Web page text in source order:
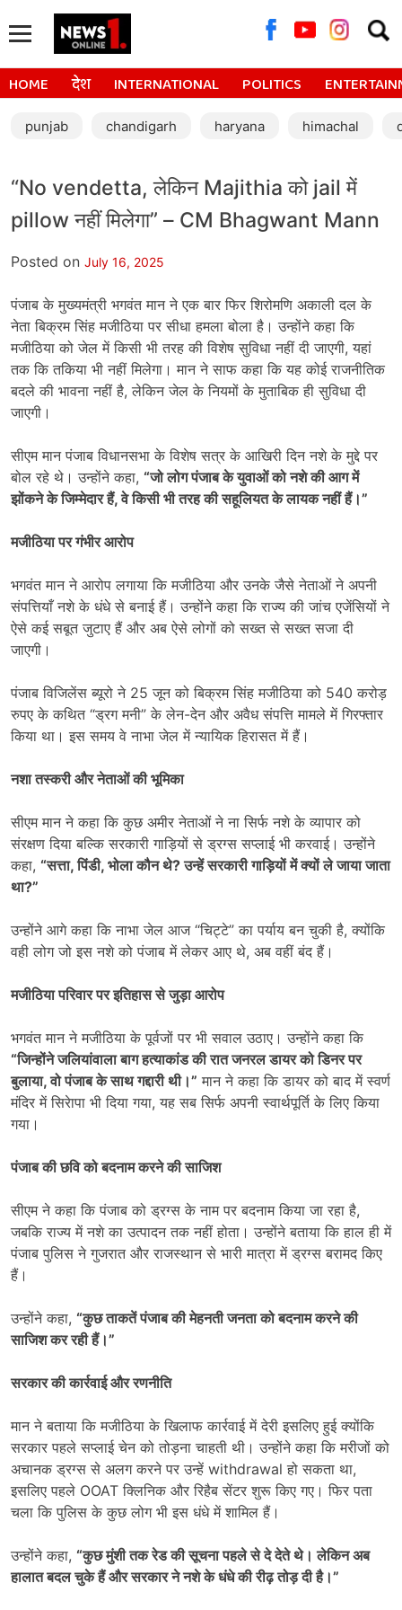
for:
HOME देश INTERNATIONAL POLITICS
punjab chandigarh haryana himachal
“No vendetta, लेकिन Majithia को jail में
pillow नहीं मिलेगा” – CM Bhagwant Mann
Posted on July 16, 2025
पंजाब के मुख्यमंत्री भगवंत मान ने एक बार फिर शिरोमणि अकाली दल के
नेता बिक्रम सिंह मजीठिया पर सीधा हमला बोला है। उन्होंने कहा कि
मजीठिया को जेल में किसी भी तरह की विशेष सुविधा नहीं दी जाएगी, यहां
तक कि तकिया भी नहीं मिलेगा। मान ने साफ कहा कि यह कोई राजनीतिक
बदले की भावना नहीं है, लेकिन जेल के नियमों के मुताबिक ही सुविधा दी
जाएगी।
सीएम मान पंजाब विधानसभा के विशेष सत्र के आखिरी दिन नशे के मुद्दे पर
बोल रहे थे। उन्होंने कहा, “जो लोग पंजाब के युवाओं को नशे की आग में
झोंकने के जिम्मेदार हैं,वे किसी भी तरह की सहूलियत के लायक नहीं हैं।”
मजीठिया पर गंभीर आरोप
भगवंत मान ने आरोप लगाया कि मजीठिया और उनके जैसे नेताओं ने अपनी
संपत्तियाँ नशे के धंधे से बनाई हैं। उन्होंने कहा कि राज्य की जांच एजेंसियों ने
ऐसे कई सबूत जुटाए हैं और अब ऐसे लोगों को सख्त से सख्त सजा दी
जाएगी।
पंजाब विजिलेंस ब्यूरो ने 25 जून को बिक्रम सिंह मजीठिया को 540 करोड़
रुपए के कथित “ड्रग मनी” के लेन-देन और अवैध संपत्ति मामले में गिरफ्तार
किया था। इस समय वे नाभा जेल में न्यायिक हिरासत में हैं।
नशा तस्करी और नेताओं की भूमिका
सीएम मान ने कहा कि कुछ अमीर नेताओं ने ना सिर्फ नशे के व्यापार को
संरक्षण दिया बल्कि सरकारी गाड़ियों से ड्रग्स सप्लाई भी करवाई। उन्होंने
कहा, “सत्ता,पिंडी, भोला कौन थे?उन्हें सरकारी गाड़ियों में क्यों ले जाया जाता
था?”
उन्होंने आगे कहा कि नाभा जेल आज “चिट्टे” का पर्याय बन चुकी है, क्योंकि
वही लोग जो इस नशे को पंजाब में लेकर आए थे, अब वहीं बंद हैं।
मजीठिया परिवार पर इतिहास से जुड़ा आरोप
भगवंत मान ने मजीठिया के पूर्वजों पर भी सवाल उठाए। उन्होंने कहा कि
“जिन्होंने जलियांवाला बाग हत्याकांड की रात जनरल डायर को डिनर पर
बुलाया,वो पंजाब के साथ गद्दारी थी।” मान ने कहा कि डायर को बाद में स्वर्ण
मंदिर में सिरेापा भी दिया गया, यह सब सिर्फ अपनी स्वार्थपूर्ति के लिए किया
गया।
पंजाब की छवि को बदनाम करने की साजिश
सीएम ने कहा कि पंजाब को ड्रग्स के नाम पर बदनाम किया जा रहा है,
जबकि राज्य में नशे का उत्पादन तक नहीं होता। उन्होंने बताया कि हाल ही में
पंजाब पुलिस ने गुजरात और राजस्थान से भारी मात्रा में ड्रग्स बरामद किए
हैं।
उन्होंने कहा, “कुछ ताकतें पंजाब की मेहनती जनता को बदनाम करने की
साजिश कर रही हैं।”
सरकार की कार्रवाई और रणनीति
मान ने बताया कि मजीठिया के खिलाफ कार्रवाई में देरी इसलिए हुई क्योंकि
सरकार पहले सप्लाई चेन को तोड़ना चाहती थी। उन्होंने कहा कि मरीजों को
अचानक ड्रग्स से अलग करने पर उन्हें withdrawal हो सकता था,
इसलिए पहले OOAT क्लिनिक और रिहैब सेंटर शुरू किए गए। फिर पता
चला कि पुलिस के कुछ लोग भी इस धंधे में शामिल हैं।
उन्होंने कहा, “कुछ मुंशी तक रेड की सूचना पहले से दे देते थे। लेकिन अब
हालात बदल चुके हैं और सरकार ने नशे के धंधे की रीढ़ तोड़ दी है।”